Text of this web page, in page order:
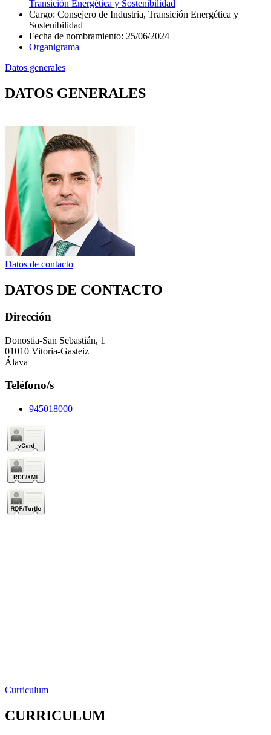
Transición Energética y Sostenibilidad
Cargo: Consejero de Industria, Transición Energética y
Sostenibilidad
Fecha de nombramiento: 25/06/2024
Organigrama
Datos generales
DATOS GENERALES
Datos de contacto
DATOS DE CONTACTO
Dirección
Donostia-San Sebastián, 1
01010 Vitoria-Gasteiz
Álava
Teléfono/s
945018000
Curriculum
CURRICULUM